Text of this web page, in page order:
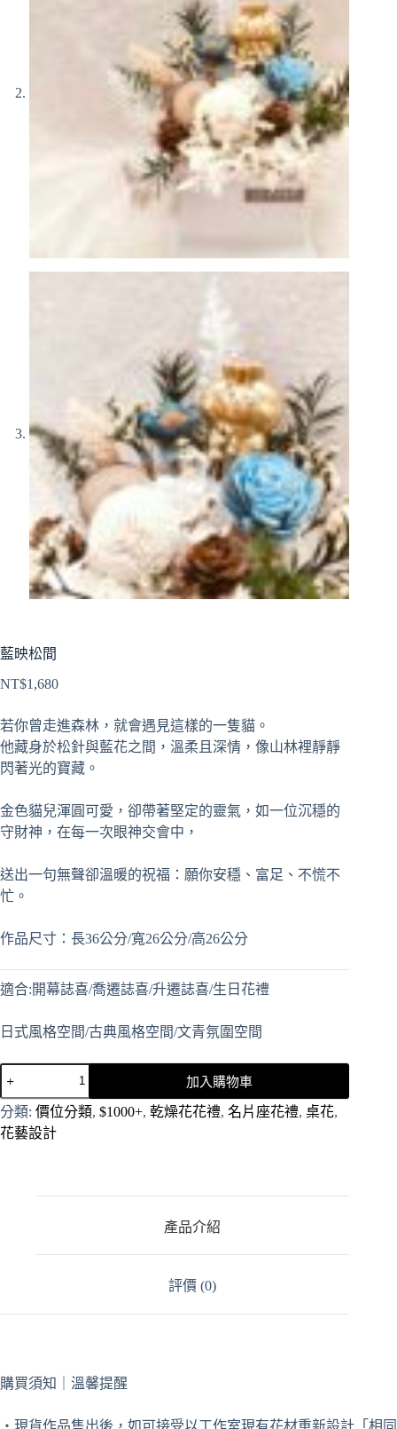
藍映松間
NT$1,680
若你曾走進森林，就會遇見這樣的一隻貓。
他藏身於松針與藍花之間，溫柔且深情，像山林裡靜靜
閃著光的寶藏。
金色貓兒渾圓可愛，卻帶著堅定的靈氣，如一位沉穩的
守財神，在每一次眼神交會中，
送出一句無聲卻溫暖的祝福：願你安穩、富足、不慌不
忙。
作品尺寸：長36公分/寬26公分/高26公分
適合:開幕誌喜/喬遷誌喜/升遷誌喜/生日花禮
日式風格空間/古典風格空間/文青氛圍空間
加入購物車
A
l
t
分類: 價位分類, $1000+, 乾燥花花禮, 名片座花禮, 桌花,
花藝設計
產品介紹
評價 (0)
購買須知｜溫馨提醒
・現貨作品售出後，如可接受以工作室現有花材重新設計「相同